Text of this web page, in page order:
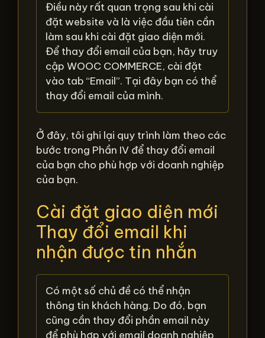
Điều này rất quan trọng sau khi cài
đặt website và là việc đầu tiên cần
làm sau khi cài đặt giao diện mới.
Để thay đổi email của bạn, hãy truy
cập WOOC COMMERCE, cài đặt
vào tab “Email”. Tại đây bạn có thể
thay đổi email của mình.
Ở đây, tôi ghi lại quy trình làm theo các
bước trong Phần IV để thay đổi email
của bạn cho phù hợp với doanh nghiệp
của bạn.
Cài đặt giao diện mới
Thay đổi email khi
nhận được tin nhắn
Có một số chủ đề có thể nhận
thông tin khách hàng. Do đó, bạn
cũng cần thay đổi phần email này
để phù hợp với email doanh nghiệp